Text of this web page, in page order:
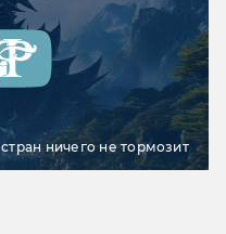
ничего не тормозит